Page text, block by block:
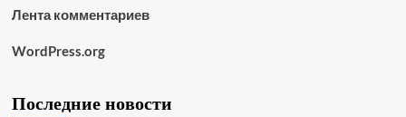
Лента комментариев
WordPress.org
Последние новости